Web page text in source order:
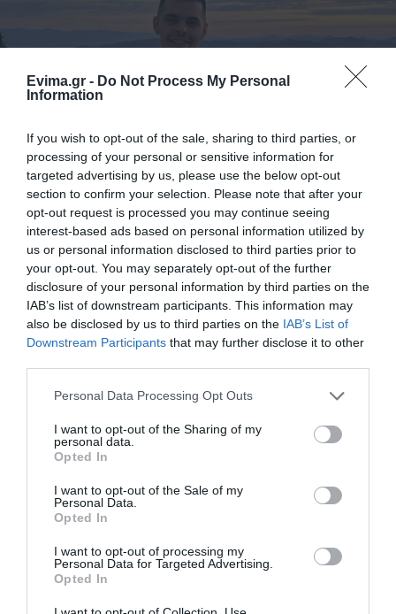
Evima.gr - Do Not Process My Personal
Information
If you wish to opt-out of the sale, sharing to third parties, or
processing of your personal or sensitive information for
targeted advertising by us, please use the below opt-out
section to confirm your selection. Please note that after your
opt-out request is processed you may continue seeing
interest-based ads based on personal information utilized by
us or personal information disclosed to third parties prior to
your opt-out. You may separately opt-out of the further
disclosure of your personal information by third parties on the
IAB’s list of downstream participants. This information may
also be disclosed by us to third parties on the IAB’s List of
Downstream Participants that may further disclose it to other
Please note that this website/app uses one or more Google
not limited to your visit or usage behaviour. You may click to
grant or deny consent to Google and its third-party tags to
use your data for below specified purposes in below Google
consent section.
Personal Data Processing Opt Outs
I want to opt-out of the Sharing of my
personal data.
Opted In
I want to opt-out of the Sale of my
Personal Data.
Opted In
I want to opt-out of processing my
Personal Data for Targeted Advertising.
Opted In
Ευβοιώτης κυκλοφόρησε βιβλίο για την
Ολιστική Νοημοσύνη- Που θα το βρείτε
13.09.2025 | 17:00
Η Μωβ Μέδουσα στον Ευβοϊκό: Τι είναι,
πόσο επικίνδυνη και πώς να
προστατευθείτε
25.06.2025 | 08:45